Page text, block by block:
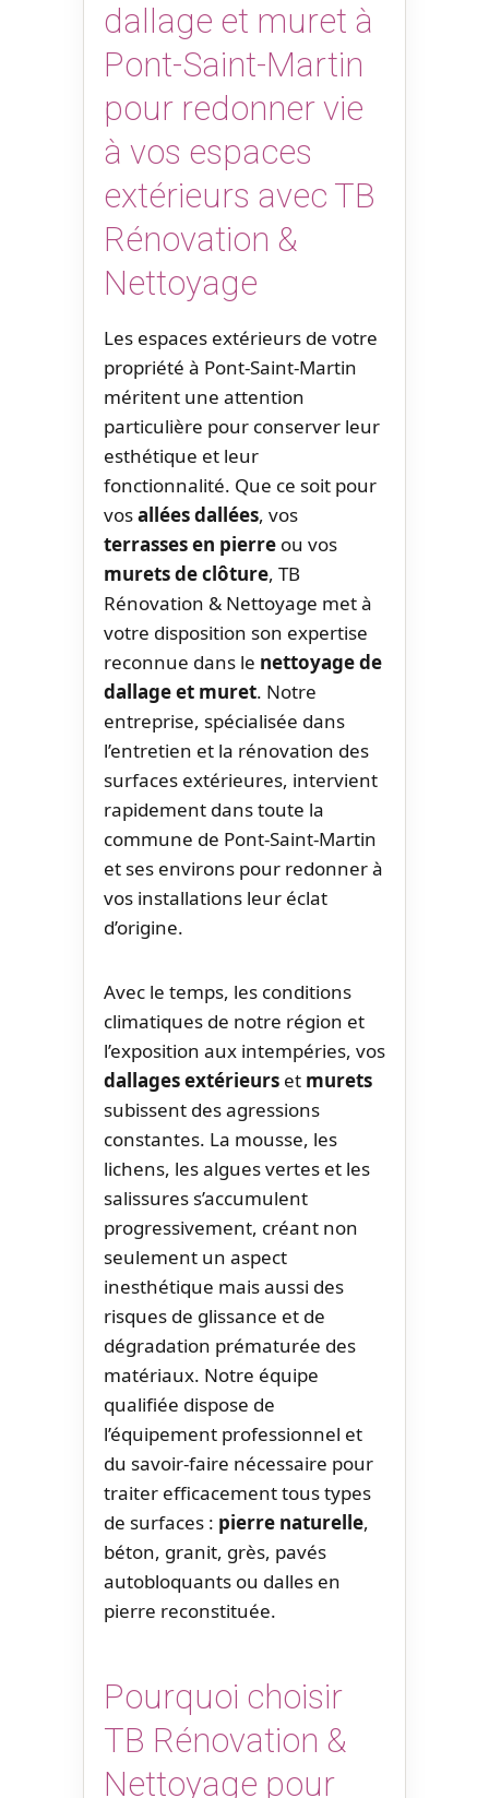
dallage et muret à
Pont-Saint-Martin
pour redonner vie
à vos espaces
extérieurs avec TB
Rénovation &
Nettoyage
Les espaces extérieurs de votre
propriété à Pont-Saint-Martin
méritent une attention
particulière pour conserver leur
esthétique et leur
fonctionnalité. Que ce soit pour
vosallées dallées, vos
terrasses en pierre ou vos
murets de clôture, TB
Rénovation & Nettoyage met à
votre disposition son expertise
reconnue dans le nettoyage de
dallage et muret. Notre
entreprise, spécialisée dans
l’entretien et la rénovation des
surfaces extérieures, intervient
rapidement dans toute la
commune de Pont-Saint-Martin
et ses environs pour redonner à
vos installations leur éclat
d’origine.
Avec le temps, les conditions
climatiques de notre région et
l’exposition aux intempéries, vos
dallages extérieurs et murets
subissent des agressions
constantes. La mousse, les
lichens, les algues vertes et les
salissures s’accumulent
progressivement, créant non
seulement un aspect
inesthétique mais aussi des
risques de glissance et de
dégradation prématurée des
matériaux. Notre équipe
qualifiée dispose de
l’équipement professionnel et
du savoir-faire nécessaire pour
traiter efficacement tous types
de surfaces : pierre naturelle,
béton, granit, grès, pavés
autobloquants ou dalles en
pierre reconstituée.
Pourquoi choisir
TB Rénovation &
Nettoyage pour